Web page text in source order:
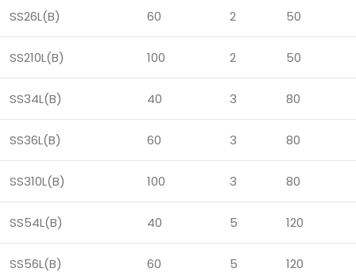
SS26L(B) 60 2 50
SS210L(B) 100 2 50
SS34L(B) 40 3 80
SS36L(B) 60 3 80
SS310L(B) 100 3 80
SS54L(B) 40 5 120
SS56L(B) 60 5 120